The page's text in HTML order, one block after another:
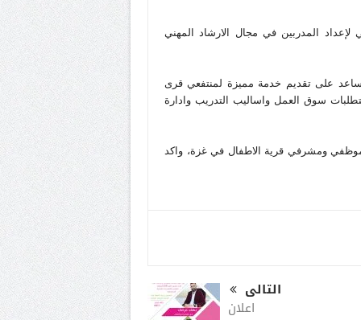
لإعداد المدربين في مجال الارشاد المهني
على تقديم خدمة مميزة لمنتفعي قرى
سوق العمل واساليب التدريب وادارة
لموظفي ومشرفي قرية الاطفال في غزة، واكد
التالى
اعلان